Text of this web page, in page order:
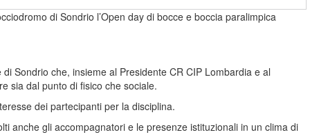
di Sondrio l’Open day di bocce e boccia paralimpica
Sondrio che, insieme al Presidente CR CIP Lombardia e al
sia dal punto di fisico che sociale.
dei partecipanti per la disciplina.
anche gli accompagnatori e le presenze istituzionali in un clima di